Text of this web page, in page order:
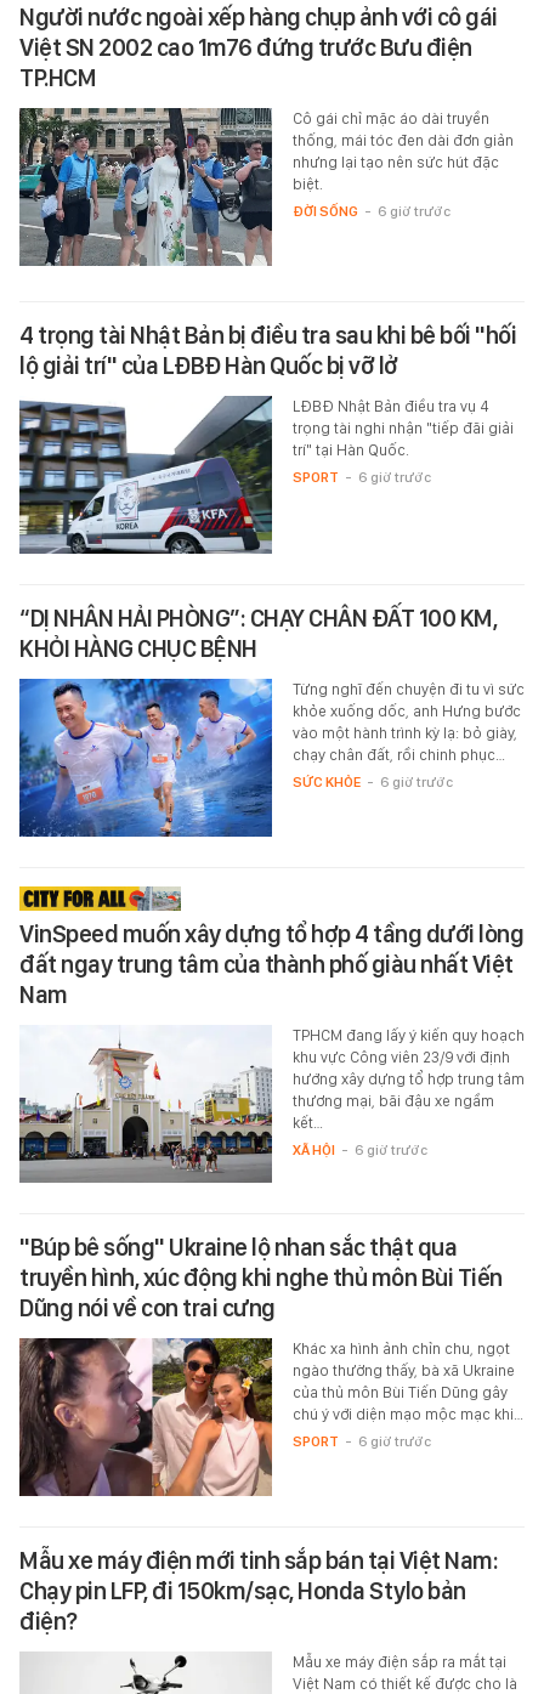
Người nước ngoài xếp hàng chụp ảnh với cô gái
Việt SN 2002 cao 1m76 đứng trước Bưu điện
TP.HCM
Cô gái chỉ mặc áo dài truyền
thống, mái tóc đen dài đơn giản
nhưng lại tạo nên sức hút đặc
biệt.
ĐỜI SỐNG - 6 giờ trước
4 trọng tài Nhật Bản bị điều tra sau khi bê bối "hối
lộ giải trí" của LĐBĐ Hàn Quốc bị vỡ lở
LĐBĐ Nhật Bản điều tra vụ 4
trọng tài nghi nhận "tiếp đãi giải
trí" tại Hàn Quốc.
SPORT - 6 giờ trước
“DỊ NHÂN HẢI PHÒNG”: CHẠY CHÂN ĐẤT 100 KM,
KHỎI HÀNG CHỤC BỆNH
Từng nghĩ đến chuyện đi tu vì sức
khỏe xuống dốc, anh Hưng bước
vào một hành trình kỳ lạ: bỏ giày,
chạy chân đất, rồi chinh phục…
SỨC KHỎE - 6 giờ trước
VinSpeed muốn xây dựng tổ hợp 4 tầng dưới lòng
đất ngay trung tâm của thành phố giàu nhất Việt
Nam
TPHCM đang lấy ý kiến quy hoạch
khu vực Công viên 23/9 với định
hướng xây dựng tổ hợp trung tâm
thương mại, bãi đậu xe ngầm
kết…
XÃ HỘI - 6 giờ trước
"Búp bê sống" Ukraine lộ nhan sắc thật qua
truyền hình, xúc động khi nghe thủ môn Bùi Tiến
Dũng nói về con trai cưng
Khác xa hình ảnh chỉn chu, ngọt
ngào thường thấy, bà xã Ukraine
của thủ môn Bùi Tiến Dũng gây
chú ý với diện mạo mộc mạc khi…
SPORT - 6 giờ trước
Mẫu xe máy điện mới tinh sắp bán tại Việt Nam:
Chạy pin LFP, đi 150km/sạc, Honda Stylo bản
điện?
Mẫu xe máy điện sắp ra mắt tại
Việt Nam có thiết kế được cho là